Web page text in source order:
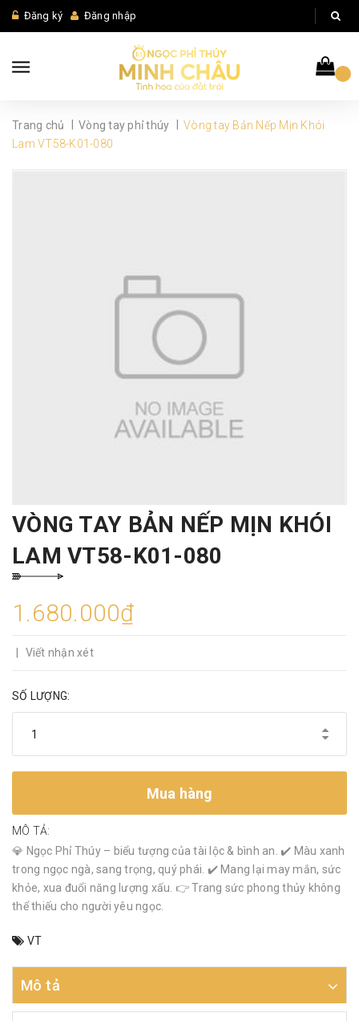
Đăng ký Đăng nhập
Trang chủ Vòng tay phỉ thúy
Vòng tay Bản Nếp Mịn Khói
Lam VT58-K01-080
VÒNG TAY BẢN NẾP MỊN KHÓI
LAM VT58-K01-080
1.680.000₫
Viết nhận xét
SỐ LƯỢNG:
Mua hàng
MÔ TẢ:
💎 Ngọc Phỉ Thúy – biểu tượng của tài lộc & bình an. ✔️ Màu xanh
trong ngọc ngà, sang trọng, quý phái. ✔️ Mang lại may mắn, sức
khỏe, xua đuổi năng lượng xấu. 👉 Trang sức phong thủy không
thể thiếu cho người yêu ngọc.
VT
Mô tả